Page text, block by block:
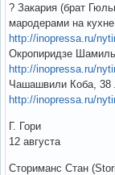
? Закария (брат
мародерами на
http://inopressa.ru/
Окропиридзе
http://inopressa.ru/
Чашашвили Коба, 38
http://inopressa.ru/
Г. Гори
12 августа
Сториманс Стан